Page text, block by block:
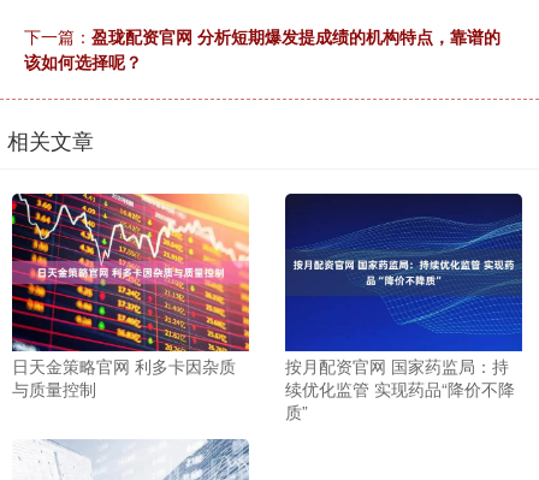
下一篇： 盈珑配资官网 分析短期爆发提成绩的机构特点，靠谱的
该如何选择呢？
相关文章
日天金策略官网 利多卡因杂质
与质量控制
按月配资官网 国家药监局：持
续优化监管 实现药品“降价不降
质”